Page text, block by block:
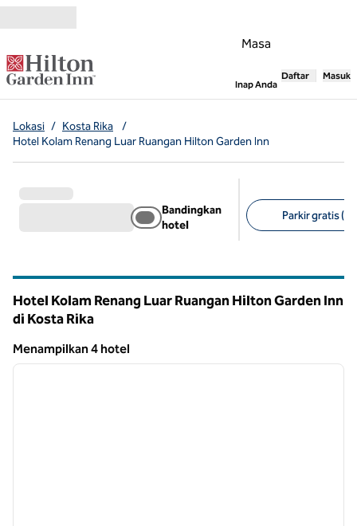
Masa
Inap Anda,Membuka
Daftar Masuk
Lokasi / Kosta Rika
/
Hotel Kolam Renang Luar Ruangan Hilton Garden Inn
Bandingkan
hotel
Parkir gratis (4)
Hotel Kolam Renang Luar Ruangan Hilton Garden Inn
di Kosta Rika
Menampilkan 4 hotel
Menampilkan 4 hotel
1 dari 12